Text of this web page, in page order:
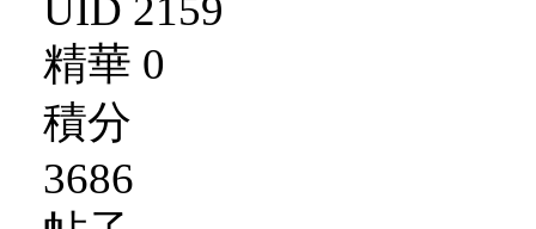
UID 2159
精華 0
積分
3686